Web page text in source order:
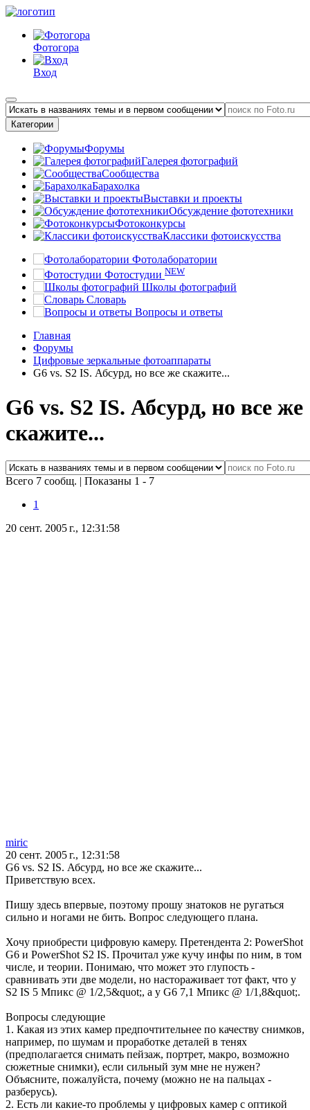
Фотогора
Вход
Категории
Форумы
Галерея фотографий
Сообщества
Барахолка
Выставки и проекты
Обсуждение фототехники
Фотоконкурсы
Классики фотоискусства
Фотолаборатории
Фотостудии NEW
Школы фотографий
Словарь
Вопросы и ответы
Главная
Форумы
Цифровые зеркальные фотоаппараты
G6 vs. S2 IS. Абсурд, но все же скажите...
G6 vs. S2 IS. Абсурд, но все же
скажите...
Всего 7 сообщ. | Показаны 1 - 7
1
20 сент. 2005 г., 12:31:58
miric
20 сент. 2005 г., 12:31:58
G6 vs. S2 IS. Абсурд, но все же скажите...
Приветствую всех.
Пишу здесь впервые, поэтому прошу знатоков не ругаться
сильно и ногами не бить. Вопрос следующего плана.
Хочу приобрести цифровую камеру. Претендента 2: PowerShot
G6 и PowerShot S2 IS. Прочитал уже кучу инфы по ним, в том
числе, и теории. Понимаю, что может это глупость -
сравнивать эти две модели, но настораживает тот факт, что у
S2 IS 5 Мпикс @ 1/2,5&quot;, а у G6 7,1 Мпикс @ 1/1,8&quot;.
Вопросы следующие
1. Какая из этих камер предпочтительнее по качеству снимков,
например, по шумам и проработке деталей в тенях
(предполагается снимать пейзаж, портрет, макро, возможно
сюжетные снимки), если сильный зум мне не нужен?
Объясните, пожалуйста, почему (можно не на пальцах -
разберусь).
2. Есть ли какие-то проблемы у цифровых камер с оптикой